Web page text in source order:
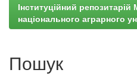
Інституційний репозитарій
національного аграрного
Пошук